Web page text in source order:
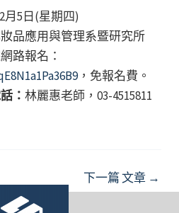
月5日(星期四)
品應用與管理系暨研究所
路報名：
，免報名費。
： 林麗惠老師，03-4515811
下一篇 文章 →